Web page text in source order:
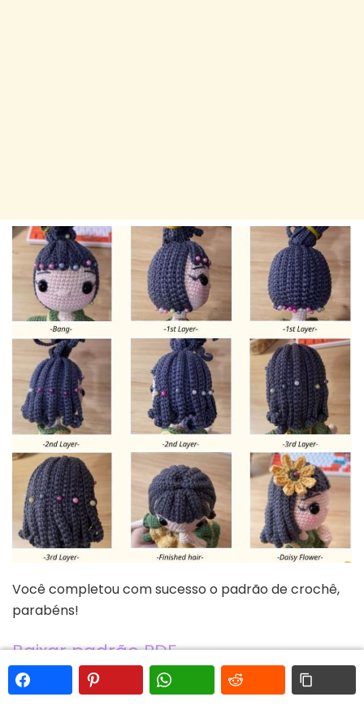
Você completou com sucesso o padrão de crochê,
parabéns!
Baixar padrão PDF